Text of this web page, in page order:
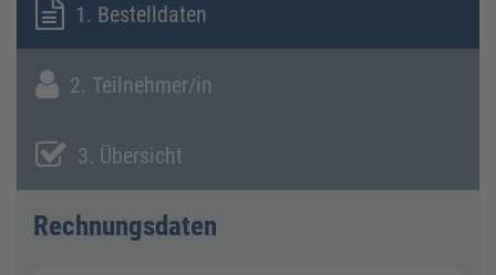
1. Bestelldaten
2. Teilnehmer/in
3. Übersicht
Rechnungsdaten